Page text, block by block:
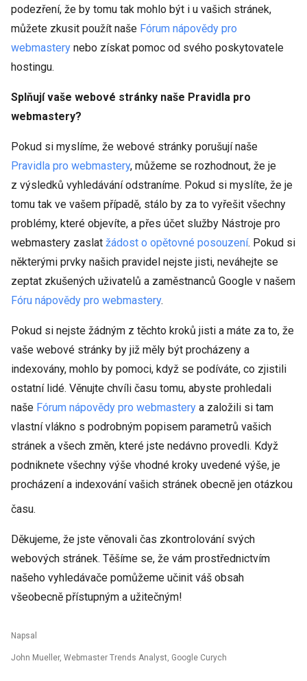
podezření, že by tomu tak mohlo být i u vašich stránek,
můžete zkusit použít naše Fórum nápovědy pro
webmastery nebo získat pomoc od svého poskytovatele
hostingu.
Splňují vaše webové stránky naše Pravidla pro
webmastery?
Pokud si myslíme, že webové stránky porušují naše
Pravidla pro webmastery, můžeme se rozhodnout, že je
z výsledků vyhledávání odstraníme. Pokud si myslíte, že je
tomu tak ve vašem případě, stálo by za to vyřešit všechny
problémy, které objevíte, a přes účet služby Nástroje pro
webmastery zaslat žádost o opětovné posouzení. Pokud si
některými prvky našich pravidel nejste jisti, neváhejte se
zeptat zkušených uživatelů a zaměstnanců Google v našem
Fóru nápovědy pro webmastery.
Pokud si nejste žádným z těchto kroků jisti a máte za to, že
vaše webové stránky by již měly být procházeny a
indexovány, mohlo by pomoci, když se podíváte, co zjistili
ostatní lidé. Věnujte chvíli času tomu, abyste prohledali
naše Fórum nápovědy pro webmastery a založili si tam
vlastní vlákno s podrobným popisem parametrů vašich
stránek a všech změn, které jste nedávno provedli. Když
podniknete všechny výše vhodné kroky uvedené výše, je
procházení a indexování vašich stránek obecně jen otázkou
času.
Děkujeme, že jste věnovali čas zkontrolování svých
webových stránek. Těšíme se, že vám prostřednictvím
našeho vyhledávače pomůžeme učinit váš obsah
všeobecně přístupným a užitečným!
Napsal
John Mueller, Webmaster Trends Analyst, Google Curych